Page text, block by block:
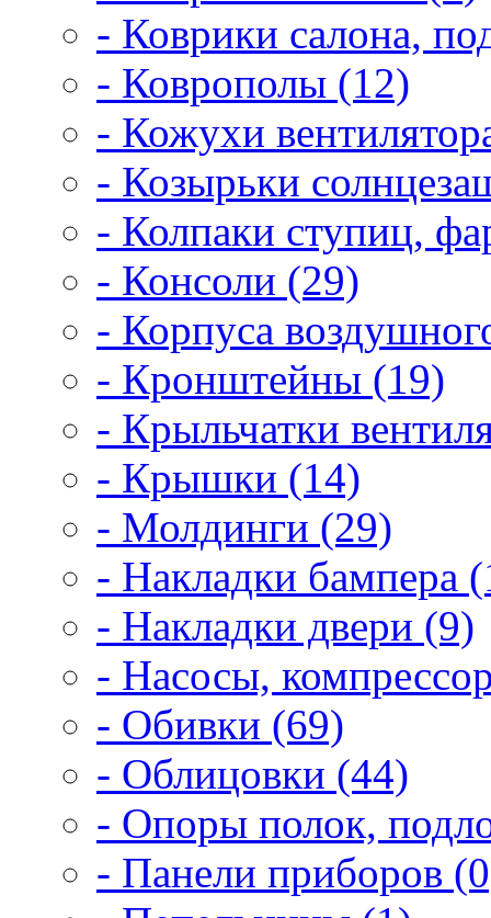
- Коврики салона,
- Коврополы (12)
- Кожухи
- Козырьки
- Колпаки ступиц,
- Консоли (29)
- Корпуса
- Кронштейны (19)
- Крыльчатки
- Крышки (14)
- Молдинги (29)
- Накладки бампера
- Накладки двери (9)
- Насосы,
- Обивки (69)
- Облицовки (44)
- Опоры полок,
- Панели приборов